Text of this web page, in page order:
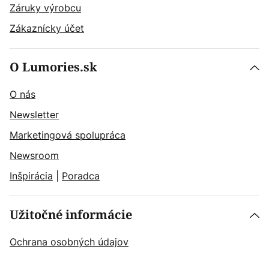
Záruky výrobcu
Zákaznícky účet
O Lumories.sk
O nás
Newsletter
Marketingová spolupráca
Newsroom
Inšpirácia
Poradca
Užitočné informácie
Ochrana osobných údajov